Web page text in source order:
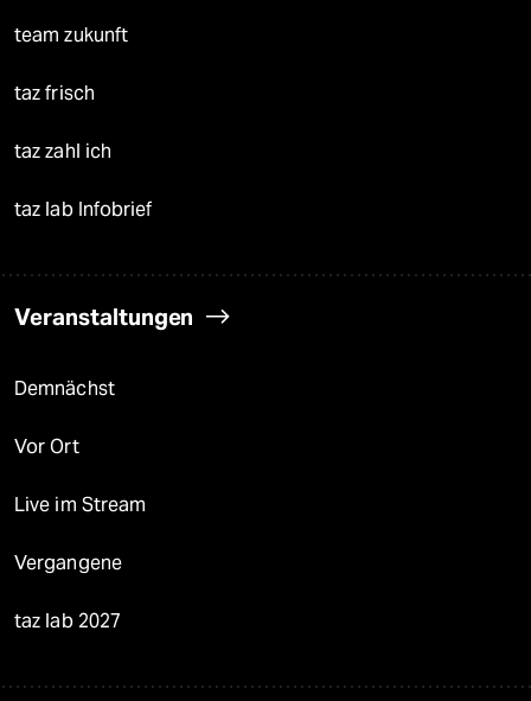
team zukunft
taz frisch
taz zahl ich
taz lab Infobrief
Veranstaltungen
Demnächst
Vor Ort
Live im Stream
Vergangene
taz lab 2027